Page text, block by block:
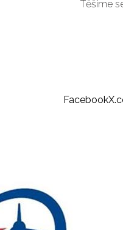
Těšíme
Facebook